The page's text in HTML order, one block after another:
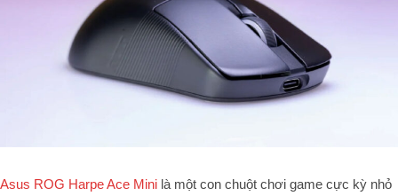
Asus ROG Harpe Ace Mini là một con chuột chơi game cực kỳ nhỏ